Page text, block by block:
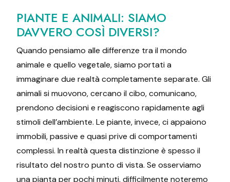
PIANTE E ANIMALI: SIAMO
DAVVERO COSÌ DIVERSI?
Quando pensiamo alle differenze tra il mondo
animale e quello vegetale, siamo portati a
immaginare due realtà completamente separate. Gli
animali si muovono, cercano il cibo, comunicano,
prendono decisioni e reagiscono rapidamente agli
stimoli dell’ambiente. Le piante, invece, ci appaiono
immobili, passive e quasi prive di comportamenti
complessi. In realtà questa distinzione è spesso il
risultato del nostro punto di vista. Se osserviamo
una pianta per pochi minuti, difficilmente noteremo